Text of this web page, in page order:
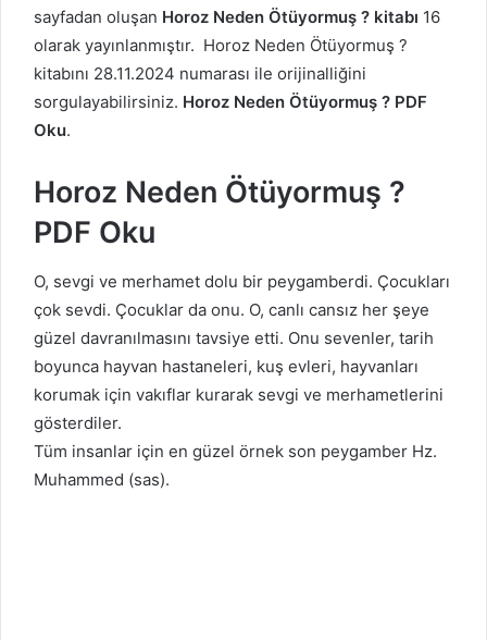
sayfadan oluşan Horoz Neden Ötüyormuş ? kitabı 16
olarak yayınlanmıştır. Horoz Neden Ötüyormuş ?
kitabını 28.11.2024 numarası ile orijinalliğini
sorgulayabilirsiniz. Horoz Neden Ötüyormuş ? PDF
Oku.
Horoz Neden Ötüyormuş ?
PDF Oku
O, sevgi ve merhamet dolu bir peygamberdi. Çocukları
çok sevdi. Çocuklar da onu. O, canlı cansız her şeye
güzel davranılmasını tavsiye etti. Onu sevenler, tarih
boyunca hayvan hastaneleri, kuş evleri, hayvanları
korumak için vakıflar kurarak sevgi ve merhametlerini
gösterdiler.
Tüm insanlar için en güzel örnek son peygamber Hz.
Muhammed (sas).